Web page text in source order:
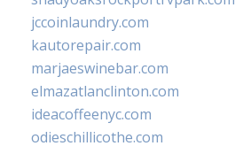
jccoinlaundry.com
kautorepair.com
marjaeswinebar.com
elmazatlanclinton.com
ideacoffeenyc.com
odieschillicothe.com